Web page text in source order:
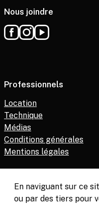
Nous joindre
Professionnels
Location
Technique
Médias
Conditions générales
Mentions légales
En naviguant sur ce
ou par des tiers pour